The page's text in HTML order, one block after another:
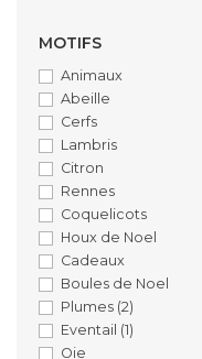
MOTIFS
Animaux
Abeille
Cerfs
Lambris
Citron
Rennes
Coquelicots
Houx de Noel
Cadeaux
Boules de Noel
Plumes (2)
Eventail (1)
Oie